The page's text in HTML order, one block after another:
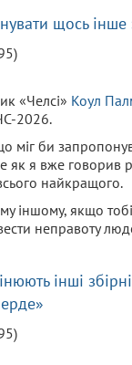
щось інше
«Челсі» Коул
2026.
міг би
як я вже говорив
найкращого.
іншому, якщо
неправоту
інші